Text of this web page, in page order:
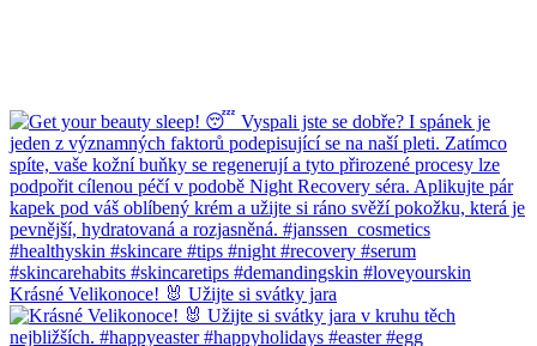
Krásné Velikonoce! 🐰 Užijte si svátky jara